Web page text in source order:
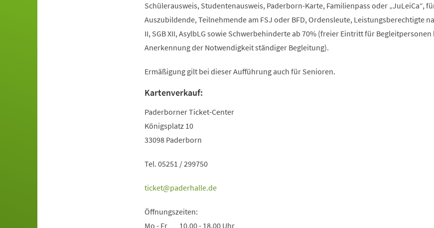
Schülerausweis, Studentenausweis, Paderborn-Karte, Familienpass oder „JuLeiCa“,
Auszubildende, Teilnehmende am FSJ oder BFD, Ordensleute, Leistungsberechtigte
II, SGB XII, AsylbLG sowie Schwerbehinderte ab 70% (freier Eintritt für Begleitpersonen
Anerkennung der Notwendigkeit ständiger Begleitung).
Ermäßigung gilt bei dieser Aufführung auch für Senioren.
Kartenverkauf:
Paderborner Ticket-Center
Königsplatz 10
33098 Paderborn
Tel. 05251 / 299750
ticket paderhalle de
Öffnungszeiten:
Mo - Fr 10.00 - 18.00 Uhr